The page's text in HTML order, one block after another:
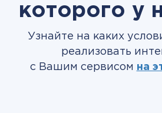
которого у
Узнайте на каких
реализовать
с Вашим сервисом на